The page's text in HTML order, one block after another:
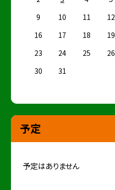
9
10 11 12
16
17 18 19
23
24 25 26
30
31
予定
予定はありません